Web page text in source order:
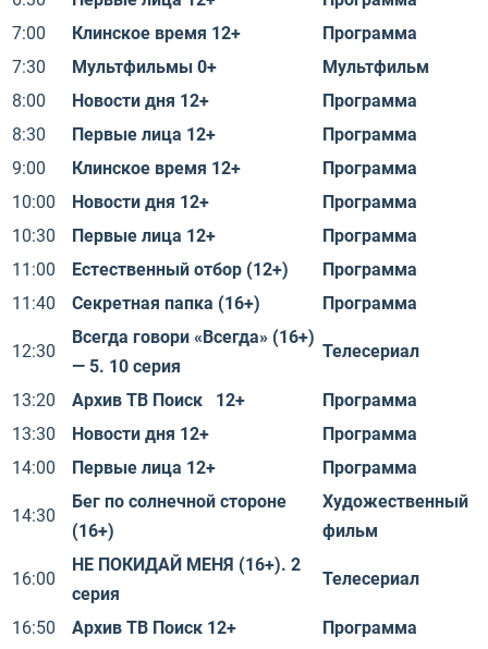
7:00
Клинское время 12+
Программа
7:30
Мультфильмы 0+
Мультфильм
8:00
Новости дня 12+
Программа
8:30
Первые лица 12+
Программа
9:00
Клинское время 12+
Программа
10:00
Новости дня 12+
Программа
10:30
Первые лица 12+
Программа
11:00
Естественный отбор (12+)
Программа
11:40
Секретная папка (16+) Программа
12:30
Всегда говори «Всегда» (16+)
— 5. 10 серия
Телесериал
13:20 Архив ТВ Поиск 12+
Программа
13:30
Новости дня 12+
Программа
14:00
Первые лица 12+ Программа
14:30
Бег по солнечной стороне
(16+)
Художественный
фильм
16:00
НЕ ПОКИДАЙ МЕНЯ (16+). 2
серия
Телесериал
16:50 Архив ТВ Поиск 12+
Программа